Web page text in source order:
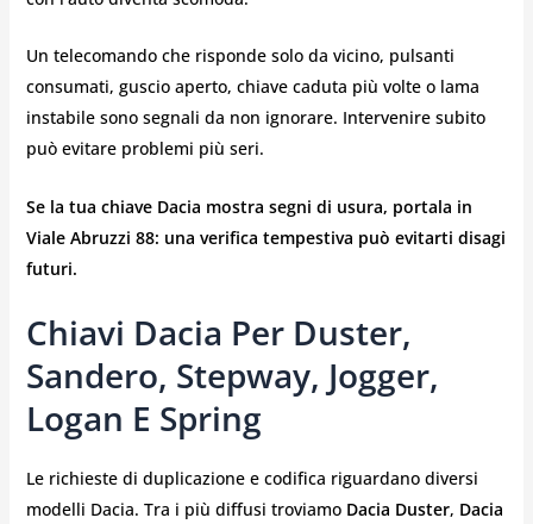
Un telecomando che risponde solo da vicino, pulsanti
consumati, guscio aperto, chiave caduta più volte o lama
instabile sono segnali da non ignorare. Intervenire subito
può evitare problemi più seri.
Se la tua chiave Dacia mostra segni di usura, portala in
Viale Abruzzi 88: una verifica tempestiva può evitarti disagi
futuri.
Chiavi Dacia Per Duster,
Sandero, Stepway, Jogger,
Logan E Spring
Le richieste di duplicazione e codifica riguardano diversi
modelli Dacia. Tra i più diffusi troviamo Dacia Duster, Dacia